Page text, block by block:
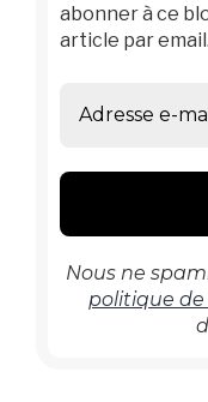
abonner à ce
article par
Nous ne
politique